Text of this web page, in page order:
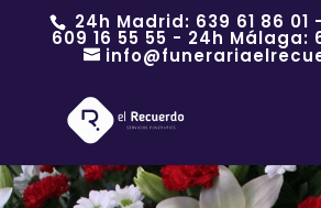
24h Madrid: 639 61 86 01
609 16 55 55 - 24h Málaga: